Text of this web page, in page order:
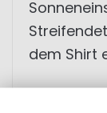
dem Shirt